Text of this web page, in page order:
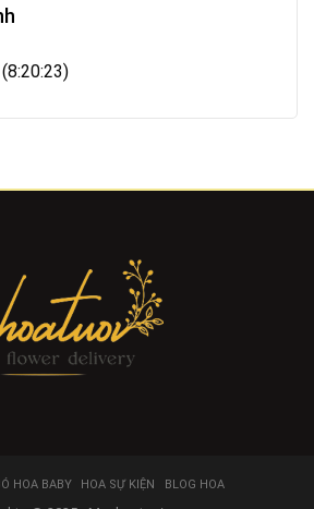
(8:20:23)
HOA BABY HOA SỰ KIỆN BLOG HOA